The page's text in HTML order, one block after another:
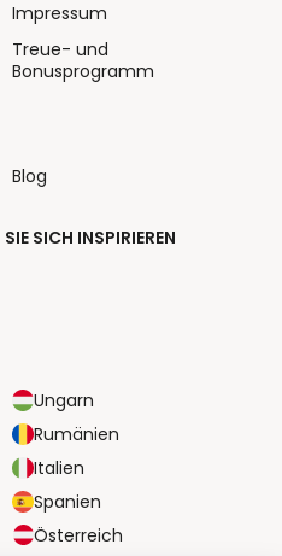
SICH INSPIRIEREN
Ungarn
Rumänien
Italien
Spanien
Österreich
Impressum
Treue- und
Bonusprogramm
Blog